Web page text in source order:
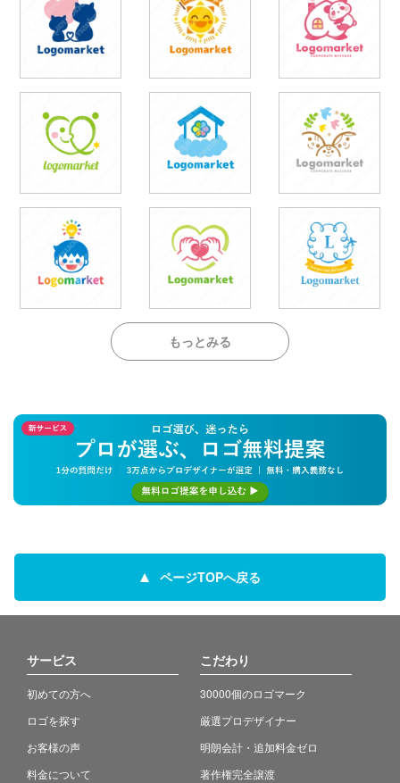
もっとみる
ページTOPへ戻る
サービス
初めての方へ
ロゴを探す
お客様の声
料金について
こだわり
30000個のロゴマーク
厳選プロデザイナー
明朗会計・追加料金ゼロ
著作権完全譲渡